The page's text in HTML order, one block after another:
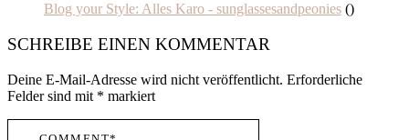
Blog your Style: Alles Karo - sunglassesandpeonies ()
SCHREIBE EINEN KOMMENTAR
Deine E-Mail-Adresse wird nicht veröffentlicht. Erforderliche
Felder sind mit * markiert